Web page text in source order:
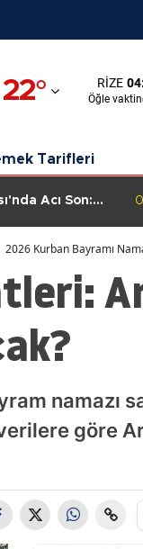
22° RIZE
Öğle
Tarifleri
Acı Son:
2026 Kurban Bayramı
namazı
göre